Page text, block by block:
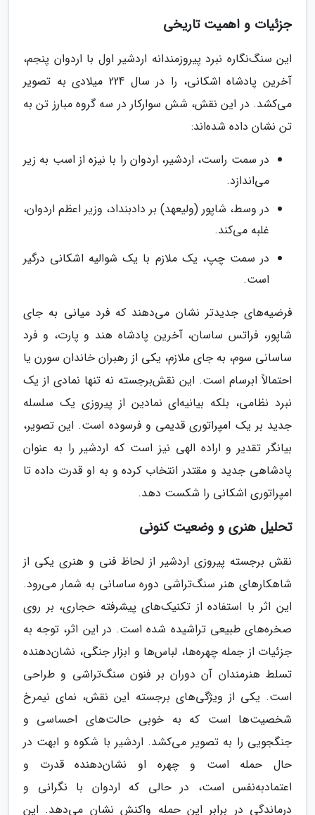
جزئیات و اهمیت تاریخی
این سنگ‌نگاره نبرد پیروزمندانه اردشیر اول با اردوان پنجم،
آخرین پادشاه اشکانی، را در سال 224 میلادی به تصویر
می‌کشد. در این نقش، شش سوارکار در سه گروه مبارز تن به
تن نشان داده شده‌اند:
در سمت راست، اردشیر، اردوان را با نیزه از اسب به زیر
می‌اندازد.
در وسط، شاپور (ولیعهد) بر دادبنداد، وزیر اعظم اردوان،
غلبه می‌کند.
در سمت چپ، یک ملازم با یک شوالیه اشکانی درگیر
است.
فرضیه‌های جدیدتر نشان می‌دهند که فرد میانی به جای
شاپور، فراتس ساسان، آخرین پادشاه هند و پارت، و فرد
ساسانی سوم، به جای ملازم، یکی از رهبران خاندان سورن یا
احتمالاً ابرسام است. این نقش‌برجسته نه تنها نمادی از یک
نبرد نظامی، بلکه بیانیه‌ای نمادین از پیروزی یک سلسله
جدید بر یک امپراتوری قدیمی و فرسوده است. این تصویر،
بیانگر تقدیر و اراده الهی نیز است که اردشیر را به عنوان
پادشاهی جدید و مقتدر انتخاب کرده و به او قدرت داده تا
امپراتوری اشکانی را شکست دهد.
تحلیل هنری و وضعیت کنونی
نقش برجسته پیروزی اردشیر از لحاظ فنی و هنری یکی از
شاهکارهای هنر سنگ‌تراشی دوره ساسانی به شمار می‌رود.
این اثر با استفاده از تکنیک‌های پیشرفته حجاری، بر روی
صخره‌های طبیعی تراشیده شده است. در این اثر، توجه به
جزئیات از جمله چهره‌ها، لباس‌ها و ابزار جنگی، نشان‌دهنده
تسلط هنرمندان آن دوران بر فنون سنگ‌تراشی و طراحی
است. یکی از ویژگی‌های برجسته این نقش، نمای نیمرخ
شخصیت‌ها است که به خوبی حالت‌های احساسی و
جنگجویی را به تصویر می‌کشد. اردشیر با شکوه و ابهت در
حال حمله است و چهره او نشان‌دهنده قدرت و
اعتمادبه‌نفس است، در حالی که اردوان با نگرانی و
درماندگی در برابر این حمله واکنش نشان می‌دهد. این